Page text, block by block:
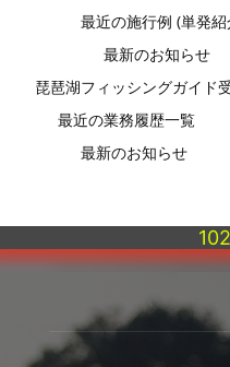
最近の施行例 (単発紹
最新のお知らせ
琵琶湖フィッシングガイド
最近の業務履歴一覧
最新のお知らせ